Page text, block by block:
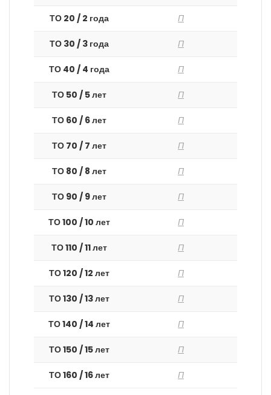
ТО 20 / 2 года П
ТО 30 / 3 года П
ТО 40 / 4 года П
ТО 50 / 5 лет П
ТО 60 / 6 лет П
ТО 70 / 7 лет П
ТО 80 / 8 лет П
ТО 90 / 9 лет П
ТО 100 / 10 лет П
ТО 110 / 11 лет П
ТО 120 / 12 лет П
ТО 130 / 13 лет П
ТО 140 / 14 лет П
ТО 150 / 15 лет П
ТО 160 / 16 лет П